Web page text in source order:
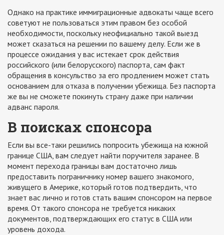
Однако на практике иммиграционные адвокаты чаще всего
советуют не пользоваться этим правом без особой
необходимости, поскольку неофициально такой выезд
может сказаться на решении по вашему делу. Если же в
процессе ожидания у вас истекает срок действия
российского (или белорусского) паспорта, сам факт
обращения в консульство за его продлением может стать
основанием для отказа в получении убежища. Без паспорта
же вы не сможете покинуть страну даже при наличии
адванс пароля.
В поисках спонсора
Если вы все-таки решились попросить убежища на южной
границе США, вам следует найти поручителя заранее. В
момент перехода границы вам достаточно лишь
предоставить пограничнику номер вашего знакомого,
живущего в Америке, который готов подтвердить, что
знает вас лично и готов стать вашим спонсором на первое
время. От такого спонсора не требуется никаких
документов, подтверждающих его статус в США или
уровень дохода.